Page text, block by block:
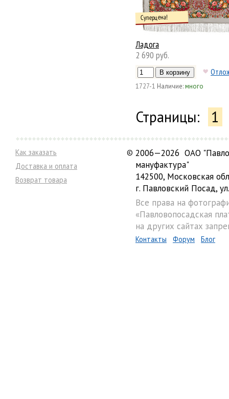
Ладога
Суперцена!
2 690 руб.
1727-1 Наличие:много
Страницы: 1
Как заказать
Доставка и оплата
Возврат товара
© 2006—2026 ОАО
мануфактура"
142500, Московская
г. Павловский Посад,
Все права на
«Павловопосадская
на других сайтах
Контакты Форум Блог